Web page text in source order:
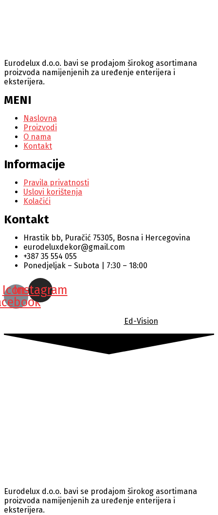
Eurodelux d.o.o. bavi se prodajom širokog asortimana
proizvoda namijenjenih za uređenje enterijera i
eksterijera.
MENI
Naslovna
Proizvodi
O nama
Kontakt
Informacije
Pravila privatnosti
Uslovi korištenja
Kolačići
Kontakt
Hrastik bb, Puračić 75305, Bosna i Hercegovina
eurodeluxdekor@gmail.com
+387 35 554 055
Ponedjeljak – Subota | 7:30 – 18:00
Icon-
Instagram
Ed-Vision
Eurodelux d.o.o. bavi se prodajom širokog asortimana
proizvoda namijenjenih za uređenje enterijera i
eksterijera.